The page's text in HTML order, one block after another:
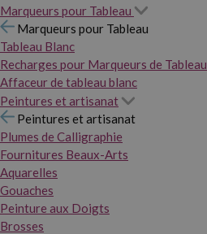
Marqueurs pour Tableau
Marqueurs pour Tableau
Tableau Blanc
Recharges pour Marqueurs de Tableau
Affaceur de tableau blanc
Peintures et artisanat
Peintures et artisanat
Plumes de Calligraphie
Fournitures Beaux-Arts
Aquarelles
Gouaches
Peinture aux Doigts
Brosses